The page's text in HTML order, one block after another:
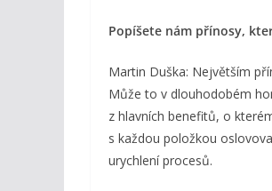
Popíšete nám přínosy,
Martin Duška: Největším
Může to v dlouhodobém
z hlavních benefitů, o
s každou položkou
urychlení procesů.